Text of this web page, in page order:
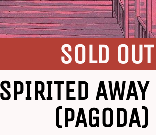
SOLD OUT
SPIRITED AWAY
(PAGODA)